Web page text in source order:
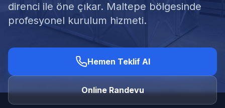
Ücretsiz Keşif Al
direnci ile öne çıkar. Maltepe bölgesinde
profesyonel kurulum hizmeti.
Hemen Teklif Al
Online Randevu